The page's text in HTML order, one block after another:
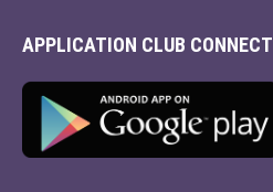
APPLICATION CLUB CONNECT